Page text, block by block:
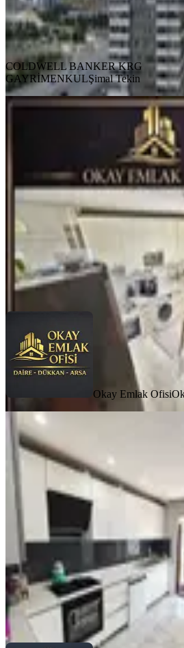
COLDWELL BANKER KRG
Ara
COLDWELL BANKER KRG
GAYRİMENKULŞimal Tekin
YENİ
Yenimalle Metro
Kat Lüx Yapılı
Yenimahalle, Tepealtı
3+1·130 m²·2. Kat
5.250.000 ₺
Okay Emlak OfisiOkay Emlak
Ara
Okay Emlak Ofisi
İçerisinde 4+1
Geniş Metrajlı Ve
Yenimahalle,
12. Kat
9.199.000 ₺
KORU EMLAKFurkan Keten